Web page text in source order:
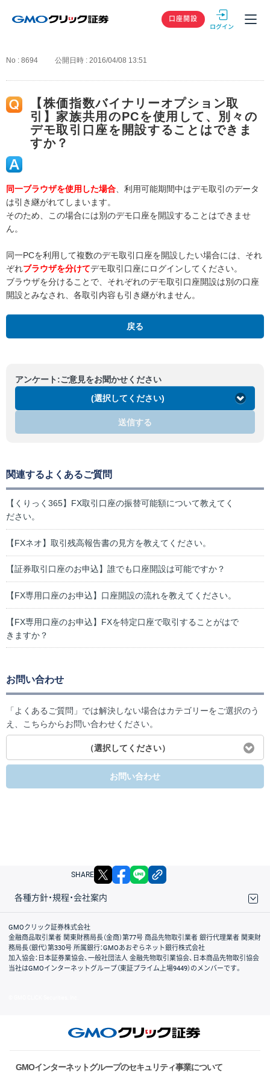
GMOクリック
口座開設
No : 8694 公開日時 : 2016/04/08 13:51
【株価指数バイナリーオプション取
引】家族共用のPCを使用して、別々の
デモ取引口座を開設することはできま
すか？
同一ブラウザを使用した場合 、利用可能期間中はデモ取引のデータ
は引き継がれてしまいます。
そのため、この場合には別のデモ口座を開設することはできませ
ん。
同一PCを利用して複数のデモ取引口座を開設したい場合には、それ
ぞれブラウザを分けてデモ取引口座にログインしてください。
ブラウザを分けることで、それぞれのデモ取引口座開設は別の口座
開設とみなされ、各取引内容も引き継がれません。
戻る
アンケート:ご意見をお聞かせください
(選択してください)
送信する
関連するよくあるご質問
【くりっく365】FX取引口座の振替可能額について教えてく
ださい。
【FXネオ】取引残高報告書の見方を教えてください。
【証券取引口座のお申込】誰でも口座開設は可能ですか？
【FX専用口座のお申込】口座開設の流れを教えてください。
【FX専用口座のお申込】FXを特定口座で取引することがはで
きますか？
お問い合わせ
「よくあるご質問」では解決しない場合はカテゴリーをご選択のう
え、こちらからお問い合わせください。
（選択してください）
お問い合わせ
SHARE X facebook
各種方針・規程・会社案内
取引規程・約款
サイトマップ
その他のご案内
個人情報保護方針
最良執行方針
サイトのご利用について
ディスクレイマー
信託保全
リスク説明
会社案内
GMOクリック証券株式会社
金融商品取引業者 関東財務局長（金商）第77号 商品先物取引業者 銀行代理業者 関東財
務局長（銀代）第330号 所属銀行：GMOあおぞらネット銀行株式会社
加入協会：日本証券業協会、一般社団法人 金融先物取引業協会、日本商品先物取引協会
当社はGMOインターネットグループ（東証プライム上場9449）のメンバーです。
GMOインターネットグループのセキュリティ事業について